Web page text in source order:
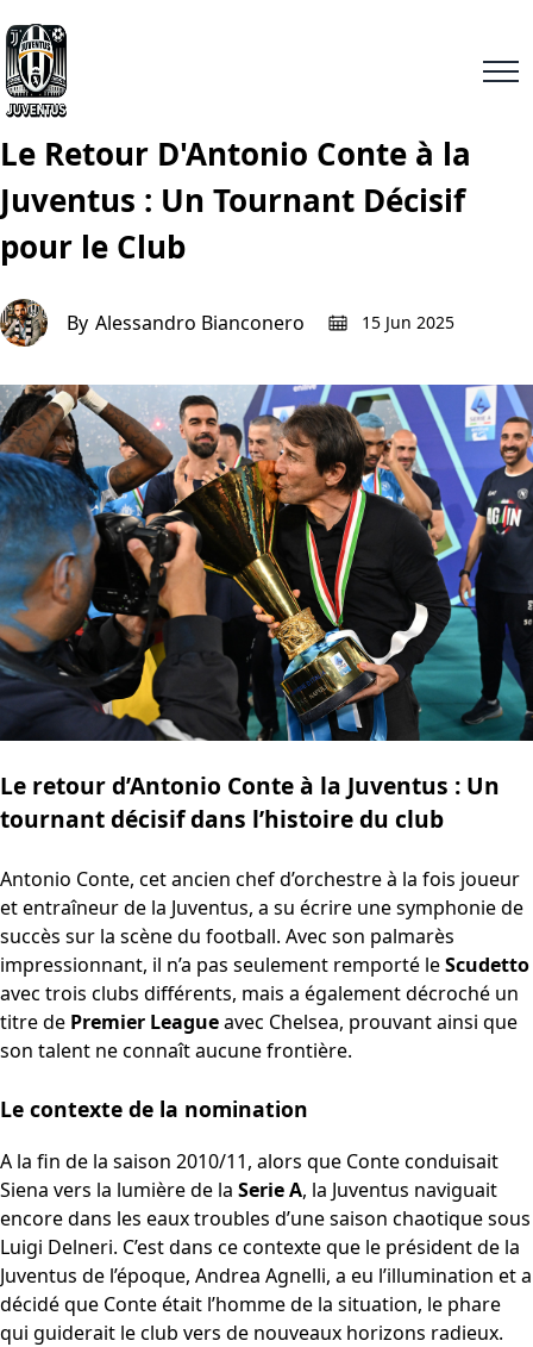
Le Retour D'Antonio Conte à la
Juventus : Un Tournant Décisif
pour le Club
By Alessandro Bianconero 15 Jun 2025
Le retour d’Antonio Conte à la Juventus : Un
tournant décisif dans l’histoire du club
Antonio Conte, cet ancien chef d’orchestre à la fois joueur
et entraîneur de la Juventus, a su écrire une symphonie de
succès sur la scène du football. Avec son palmarès
impressionnant, il n’a pas seulement remporté leScudetto
avec trois clubs différents, mais a également décroché un
titre de Premier Leagueavec Chelsea, prouvant ainsi que
son talent ne connaît aucune frontière.
Le contexte de la nomination
A la fin de la saison 2010/11, alors que Conte conduisait
Siena vers la lumière de la Serie A, la Juventus naviguait
encore dans les eaux troubles d’une saison chaotique sous
Luigi Delneri. C’est dans ce contexte que le président de la
Juventus de l’époque, Andrea Agnelli, a eu l’illumination et a
décidé que Conte était l’homme de la situation, le phare
qui guiderait le club vers de nouveaux horizons radieux.